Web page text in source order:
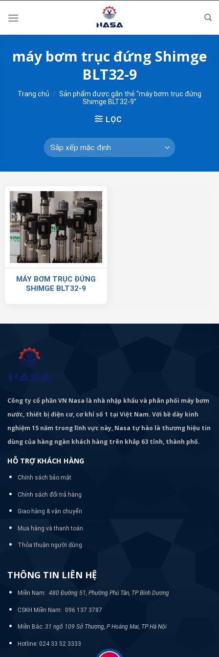
máy bơm trục đứng Shimge
BLT32-9
Trang chủ / Sản phẩm được gắn thẻ “máy bơm trục đứng
Shimge BLT32-9”
LỌC
MÁY BƠM TRỤC ĐỨNG
SHIMGE BLT32-9
Công ty cổ phần VN Nasa là nhà nhập khẩu và phân phối máy bơm
nước, thiết bị điện cơ, cơ khí số 1 tại Việt Nam. Với bề dày kinh
nghiệm 15 năm trong lĩnh vực này, Nasa tự hào là thương hiệu tin
dùng của hàng ngàn khách hàng trên khắp 63 tỉnh, thành phố.
HỖ TRỢ KHÁCH HÀNG
Chính sách bảo mật
Chính sách đổi trả hàng
Giao hàng & vận chuyển
Mua hàng và thanh toán
Thỏa thuận người dùng
THÔNG TIN LIÊN HỆ
Miền Nam: 480 Đường 51, Phường Phú Tân, TP Bình Dương
CSKH Miền Nam: 096 137 3787
Miền Bắc: 31 ngõ 109 Sở Thượng, P Hoàng Mai, TP Hà Nội
Hotline: 024 33 52 3333